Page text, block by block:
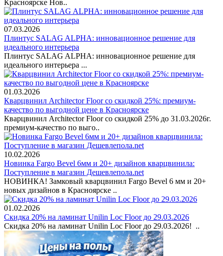
Красноярске Нов..
07.03.2026
Плинтус SALAG ALPHA: инновационное решение для
идеального интерьера
Плинтус SALAG ALPHA: инновационное решение для
идеального интерьера ...
01.03.2026
Кварцвинил Architector Floor со скидкой 25%: премиум-
качество по выгодной цене в Красноярске
Кварцвинил Architector Floor со скидкой 25% до 31.03.2026г.
премиум-качество по выго..
10.02.2026
Новинка Fargo Bevel 6мм и 20+ дизайнов кварцвинила:
Поступление в магазин Дешевлепола.net
НОВИНКА! Замковый кварцвинил Fargo Bevel 6 мм и 20+
новых дизайнов в Красноярске ..
01.02.2026
Скидка 20% на ламинат Unilin Loc Floor до 29.03.2026
Скидка 20% на ламинат Unilin Loc Floor до 29.03.2026! ..